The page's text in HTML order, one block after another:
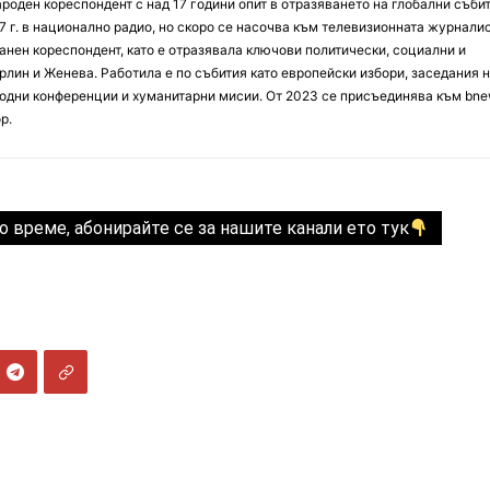
кореспондент с над 17 години опит в отразяването на глобални
г. в национално радио, но скоро се насочва към телевизионната
кореспондент, като е отразявала ключови политически, социални и
и Женева. Работила е по събития като европейски избори, заседания
конференции и хуманитарни мисии. От 2023 се присъединява към
абонирайте се за нашите канали ето тук